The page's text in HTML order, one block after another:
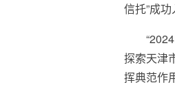
信托”成功
探索天津
挥典范作